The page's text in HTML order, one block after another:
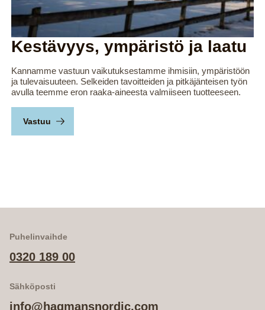
Kestävyys, ympäristö ja laatu
Kannamme vastuun vaikutuksestamme ihmisiin, ympäristöön
ja tulevaisuuteen. Selkeiden tavoitteiden ja pitkäjänteisen työn
avulla teemme eron raaka-aineesta valmiiseen tuotteeseen.
Vastuu
Puhelinvaihde
0320 189 00
Sähköposti
info@hagmansnordic.com